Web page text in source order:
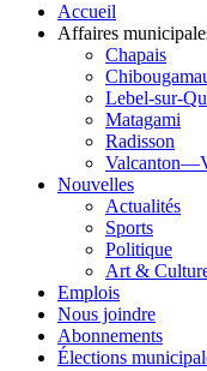
Accueil
Affaires
Chapais
Lebel-sur-
Matagami
Radisson
Nouvelles
Actualités
Sports
Politique
Art &
Emplois
Nous joindre
Abonnements
Élections